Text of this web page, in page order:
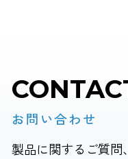
お問い合わせ
製品に関するご質問